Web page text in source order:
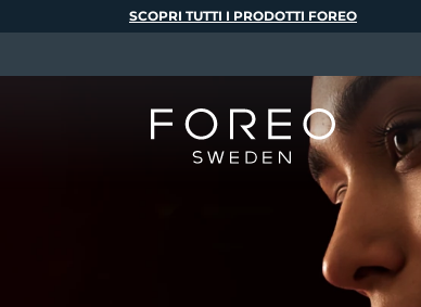
SCOPRI TUTTI I PRODOTTI FOREO